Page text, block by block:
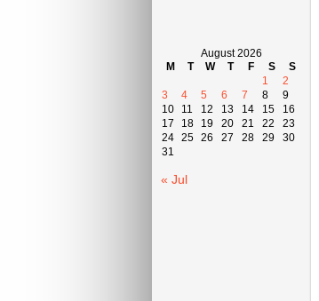
August 2026
M
T W T F S
S
1
2
3
4 5 6 7 8
9
10
11 12 13 14 15
16
17
18 19 20 21 22
23
24 25 26 27 28 29
30
31
« Jul